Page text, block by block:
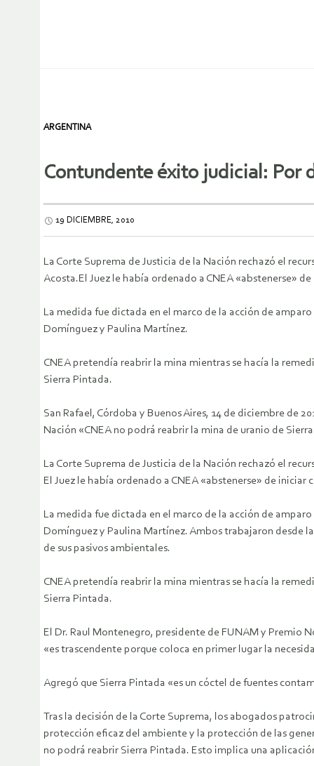
ARGENTINA
Contundente éxito judicial: Por
19 DICIEMBRE, 2010
La Corte Suprema de Justicia de la Nación rechazó el
Acosta.El Juez le había ordenado a CNEA «abstenerse»
La medida fue dictada en el marco de la acción de
Domínguez y Paulina Martínez.
CNEA pretendía reabrir la mina mientras se hacía la
Sierra Pintada.
San Rafael, Córdoba y Buenos Aires, 14 de diciembre de
Nación «CNEA no podrá reabrir la mina de uranio de
La Corte Suprema de Justicia de la Nación rechazó el
El Juez le había ordenado a CNEA «abstenerse» de
La medida fue dictada en el marco de la acción de
Domínguez y Paulina Martínez. Ambos trabajaron desde
de sus pasivos ambientales.
CNEA pretendía reabrir la mina mientras se hacía la
Sierra Pintada.
El Dr. Raul Montenegro, presidente de FUNAM y Premio
«es trascendente porque coloca en primer lugar la
Agregó que Sierra Pintada «es un cóctel de fuentes
Tras la decisión de la Corte Suprema, los abogados
protección eficaz del ambiente y la protección de las
no podrá reabrir Sierra Pintada. Esto implica una